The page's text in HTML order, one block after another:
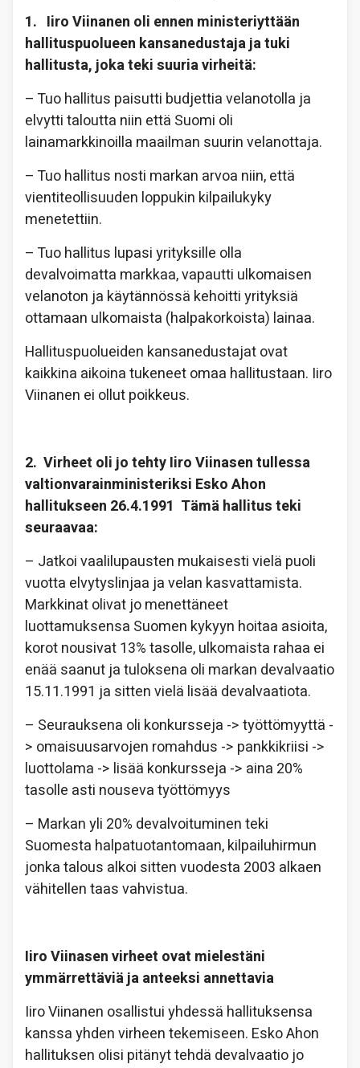
1. Iiro Viinanen oli ennen ministeriyttään
hallituspuolueen kansanedustaja ja tuki
hallitusta, joka teki suuria virheitä:
– Tuo hallitus paisutti budjettia velanotolla ja
elvytti taloutta niin että Suomi oli
lainamarkkinoilla maailman suurin velanottaja.
– Tuo hallitus nosti markan arvoa niin, että
vientiteollisuuden loppukin kilpailukyky
menetettiin.
– Tuo hallitus lupasi yrityksille olla
devalvoimatta markkaa, vapautti ulkomaisen
velanoton ja käytännössä kehoitti yrityksiä
ottamaan ulkomaista (halpakorkoista) lainaa.
Hallituspuolueiden kansanedustajat ovat
kaikkina aikoina tukeneet omaa hallitustaan. Iiro
Viinanen ei ollut poikkeus.
2. Virheet oli jo tehty Iiro Viinasen tullessa
valtionvarainministeriksi Esko Ahon
hallitukseen 26.4.1991 Tämä hallitus teki
seuraavaa:
– Jatkoi vaalilupausten mukaisesti vielä puoli
vuotta elvytyslinjaa ja velan kasvattamista.
Markkinat olivat jo menettäneet
luottamuksensa Suomen kykyyn hoitaa asioita,
korot nousivat 13% tasolle, ulkomaista rahaa ei
enää saanut ja tuloksena oli markan devalvaatio
15.11.1991 ja sitten vielä lisää devalvaatiota.
– Seurauksena oli konkursseja -> työttömyyttä -
> omaisuusarvojen romahdus -> pankkikriisi ->
luottolama -> lisää konkursseja -> aina 20%
tasolle asti nouseva työttömyys
– Markan yli 20% devalvoituminen teki
Suomesta halpatuotantomaan, kilpailuhirmun
jonka talous alkoi sitten vuodesta 2003 alkaen
vähitellen taas vahvistua.
Iiro Viinasen virheet ovat mielestäni
ymmärrettäviä ja anteeksi annettavia
Iiro Viinanen osallistui yhdessä hallituksensa
kanssa yhden virheen tekemiseen. Esko Ahon
hallituksen olisi pitänyt tehdä devalvaatio jo